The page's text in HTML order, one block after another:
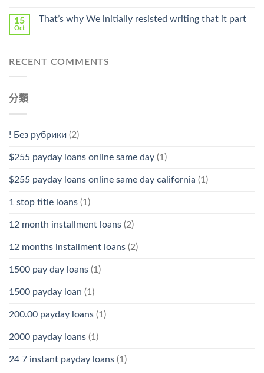
15
Oct
That’s why We initially resisted writing that it part
RECENT COMMENTS
分類
! Без рубрики (2)
$255 payday loans online same day (1)
$255 payday loans online same day california (1)
1 stop title loans (1)
12 month installment loans (2)
12 months installment loans (2)
1500 pay day loans (1)
1500 payday loan (1)
200.00 payday loans (1)
2000 payday loans (1)
24 7 instant payday loans (1)